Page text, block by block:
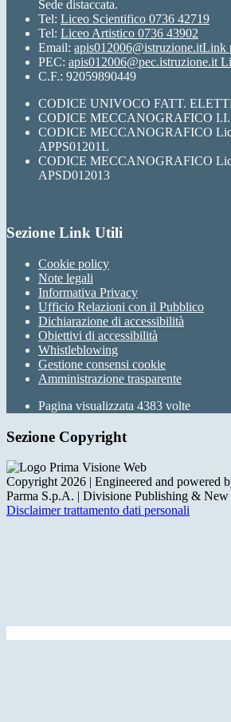
Sede distaccata.
Tel: Liceo Scientifico 0736 42719
Tel: Liceo Artistico 0736 43902
Email: apis012006@istruzione.itLink
PEC: apis012006@pec.istruzione.it
C.F.: 92059890449
CODICE UNIVOCO FATT.
CODICE MECCANOGRAFICO
CODICE MECCANOGRAFICO
APPS01201L
CODICE MECCANOGRAFICO
APSD012013
Sezione Link Utili
Cookie policy
Note legali
Informativa Privacy
Ufficio Relazioni con il Pubblico
Dichiarazione di accessibilità
Obiettivi di accessibilità
Whistleblowing
Gestione consensi cookie
Amministrazione trasparente
Pagina visualizzata 4383 volte
Sezione Copyright
Copyright 2026 | Engineered and powered
Parma S.p.A. | Divisione Publishing & New
Disclaimer trattamento dati personali